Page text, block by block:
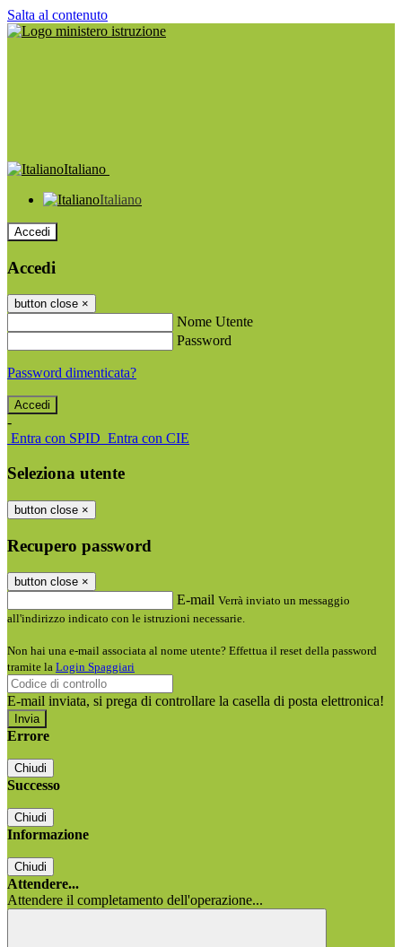
Salta al contenuto
Italiano
Italiano
Accedi
Accedi
button close ×
Nome Utente
Password
Password dimenticata?
-
Entra con SPID Entra con CIE
Seleziona utente
button close ×
Recupero password
button close ×
E-mail Verrà inviato un messaggio
all'indirizzo indicato con le istruzioni necessarie.
Non hai una e-mail associata al nome utente? Effettua il reset della password
tramite la Login Spaggiari
E-mail inviata, si prega di controllare la casella di posta elettronica!
Errore
Chiudi
Successo
Chiudi
Informazione
Chiudi
Attendere...
Attendere il completamento dell'operazione...